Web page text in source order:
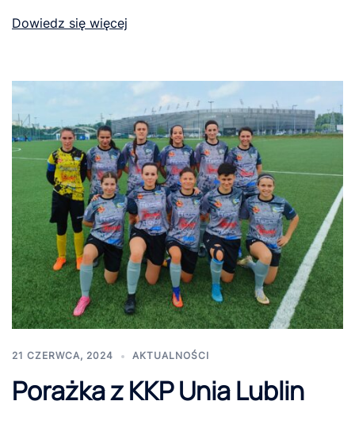
Dowiedz się więcej
21 CZERWCA, 2024 AKTUALNOŚCI
Porażka z KKP Unia Lublin